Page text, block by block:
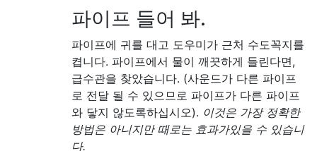
파이프 들어 봐.
파이프에 귀를 대고 도우미가 근처 수도꼭지를
켭니다. 파이프에서 물이 깨끗하게 들린다면,
급수관을 찾았습니다. (사운드가 다른 파이프
로 전달 될 수 있으므로 파이프가 다른 파이프
와 닿지 않도록하십시오). 이것은 가장 정확한
방법은 아니지만 때로는 효과가있을 수 있습니
다.